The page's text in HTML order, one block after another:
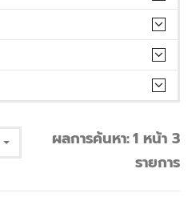
ผลการค้นหา:1 หน้า 3
รายการ